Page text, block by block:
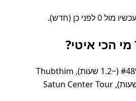
הכי איטי?
מפעיל #48993 (~1.2 שעות), Thubthim
Siam Travel (~1.4 שעות), Satun Center Tour